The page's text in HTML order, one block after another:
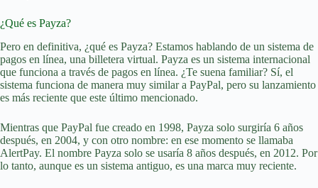
¿Qué es Payza?
Pero en definitiva, ¿qué es Payza? Estamos hablando de un sistema de
pagos en línea, una billetera virtual. Payza es un sistema internacional
que funciona a través de pagos en línea. ¿Te suena familiar? Sí, el
sistema funciona de manera muy similar a PayPal, pero su lanzamiento
es más reciente que este último mencionado.
Mientras que PayPal fue creado en 1998, Payza solo surgiría 6 años
después, en 2004, y con otro nombre: en ese momento se llamaba
AlertPay. El nombre Payza solo se usaría 8 años después, en 2012. Por
lo tanto, aunque es un sistema antiguo, es una marca muy reciente.